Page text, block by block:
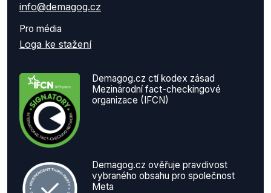
info@demagog.cz
Pro média
Loga ke stažení
Demagog.cz ctí kodex zásad
Mezinárodní fact-checkingové
organizace (IFCN)
Demagog.cz ověřuje pravdivost
vybraného obsahu pro společnost
Meta